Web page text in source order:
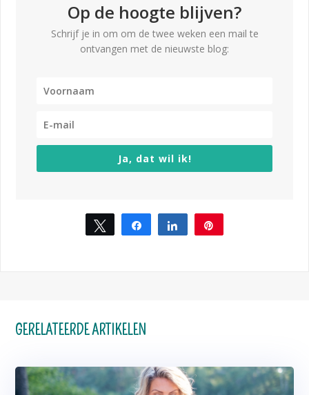
Op de hoogte blijven?
Schrijf je in om om de twee weken een mail te
ontvangen met de nieuwste blog:
Ja, dat wil ik!
Tweet Share Share
GERELATEERDE ARTIKELEN